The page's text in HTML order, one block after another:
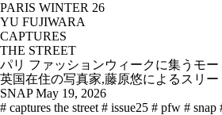
PARIS WINTER 26
YU FUJIWARA
CAPTURES
THE STREET
パリ ファッションウィークに集うモー
英国在住の写真家,藤原悠によるスリー
SNAP May 19, 2026
# captures the street # issue25 # pfw # snap